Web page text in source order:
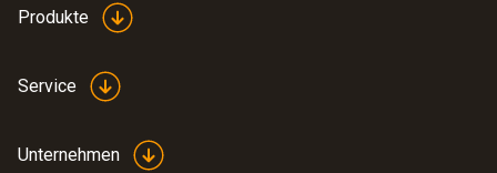
Produkte
Service
Unternehmen